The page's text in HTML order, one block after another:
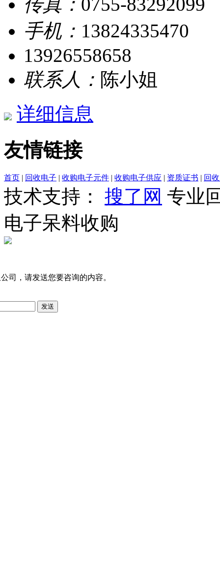
手机： 13824335470
13926558658
联系人： 陈小姐
详细信息
友情链接
首页 | 回收电子 | 收购电子元件 | 收购电子供应 | 资质证书 | 回
技术支持： 搜了网 专业
电子呆料收购
司，请发送您要咨询的内容。